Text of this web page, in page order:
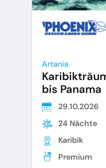
Artania
bis Panama
29.10.2026
24 Nächte
Karibik
Premium